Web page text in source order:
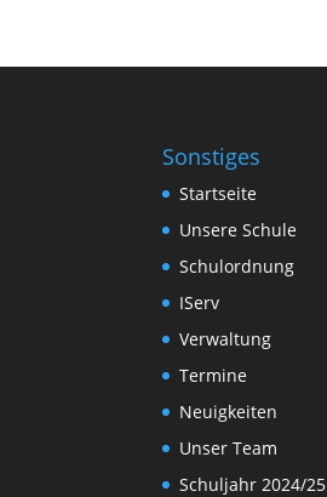
Sonstiges
Startseite
Unsere Schule
Schulordnung
IServ
Verwaltung
Termine
Neuigkeiten
Unser Team
Schuljahr 2024/25